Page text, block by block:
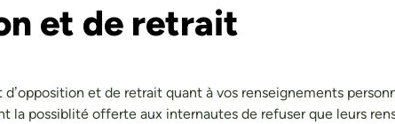
et de retrait
et de retrait quant à vos renseignements
la possiblité offerte aux internautes de refuser que leurs